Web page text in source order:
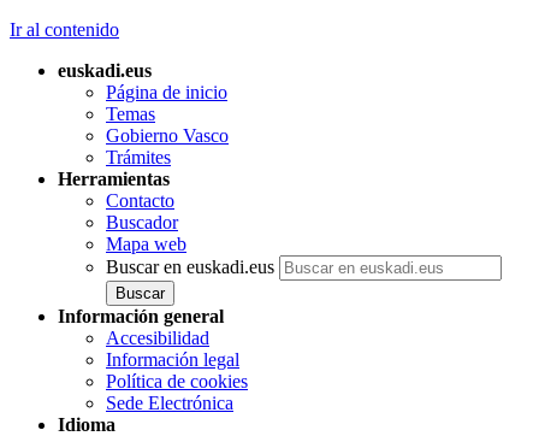
Ir al contenido
euskadi.eus
Página de inicio
Temas
Gobierno Vasco
Trámites
Herramientas
Contacto
Buscador
Mapa web
Buscar en euskadi.eus
Información general
Accesibilidad
Información legal
Política de cookies
Sede Electrónica
Idioma